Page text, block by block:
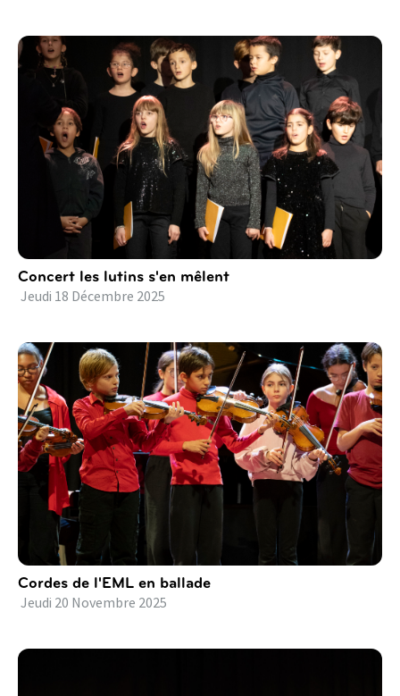
Concert les lutins s'en mêlent
Jeudi 18 Décembre 2025
Cordes de l'EML en ballade
Jeudi 20 Novembre 2025